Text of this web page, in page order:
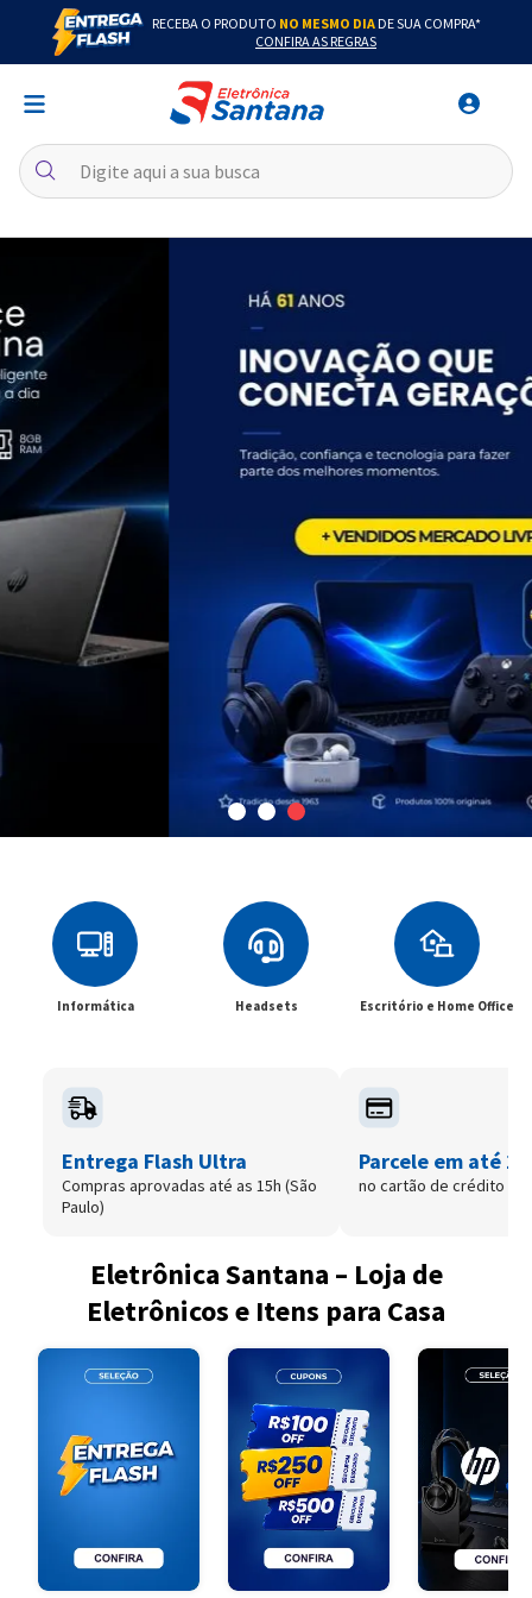
RECEBA O PRODUTO NO MESMO DIADE SUA COMPRA*
CONFIRA AS REGRAS
Headsets Escritório e Home Office Filtros e Películas
Entrega Flash Ultra
Compras aprovadas até as 15h (São
Paulo)
Parcele em até
no cartão de crédito
Eletrônica Santana – Loja de
Eletrônicos e Itens para Casa